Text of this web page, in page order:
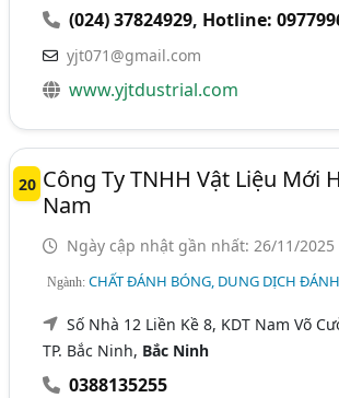
(024) 37824929, Hotline:
yjt071@gmail.com
www.yjtdustrial.com
20 Công Ty TNHH Vật Liệu Mới
Nam
Ngày cập nhật gần nhất: 26/11/2025
Ngành:CHẤT ĐÁNH BÓNG, DUNG DỊCH
Số Nhà 12 Liền Kề 8, KDT Nam Võ
TP. Bắc Ninh, Bắc Ninh
0388135255